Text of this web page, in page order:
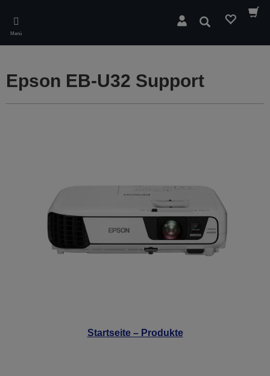
main
content
Menü
Suchen
Startseite – Produkte
Epson EB-U32 Support